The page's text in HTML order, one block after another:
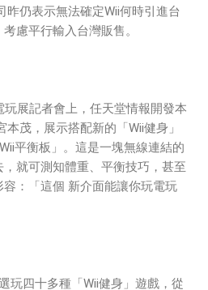
昨仍表示無法確定Wii何時引進台
慮平行輸入台灣販售。
展記者會上，任天堂情報開發本
茂，展示搭配新的「Wii健身」
平衡板」。這是一塊無線連結的
就可測知體重、平衡技巧，甚至
：「這個 新介面能讓你玩電玩
玩四十多種「Wii健身」遊戲，從